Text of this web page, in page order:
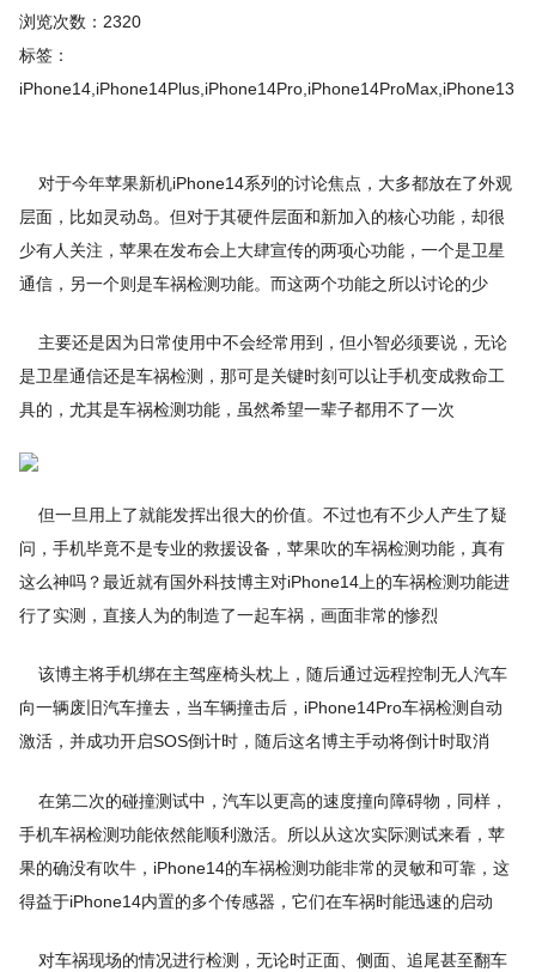
浏览次数：2320
标签：
iPhone14,iPhone14Plus,iPhone14Pro,iPhone14ProMax,iPhone13
对于今年苹果新机iPhone14系列的讨论焦点，大多都放在了外观
层面，比如灵动岛。但对于其硬件层面和新加入的核心功能，却很
少有人关注，苹果在发布会上大肆宣传的两项心功能，一个是卫星
通信，另一个则是车祸检测功能。而这两个功能之所以讨论的少
主要还是因为日常使用中不会经常用到，但小智必须要说，无论
是卫星通信还是车祸检测，那可是关键时刻可以让手机变成救命工
具的，尤其是车祸检测功能，虽然希望一辈子都用不了一次
但一旦用上了就能发挥出很大的价值。不过也有不少人产生了疑
问，手机毕竟不是专业的救援设备，苹果吹的车祸检测功能，真有
这么神吗？最近就有国外科技博主对iPhone14上的车祸检测功能进
行了实测，直接人为的制造了一起车祸，画面非常的惨烈
该博主将手机绑在主驾座椅头枕上，随后通过远程控制无人汽车
向一辆废旧汽车撞去，当车辆撞击后，iPhone14Pro车祸检测自动
激活，并成功开启SOS倒计时，随后这名博主手动将倒计时取消
在第二次的碰撞测试中，汽车以更高的速度撞向障碍物，同样，
手机车祸检测功能依然能顺利激活。所以从这次实际测试来看，苹
果的确没有吹牛，iPhone14的车祸检测功能非常的灵敏和可靠，这
得益于iPhone14内置的多个传感器，它们在车祸时能迅速的启动
对车祸现场的情况进行检测，无论时正面、侧面、追尾甚至翻车